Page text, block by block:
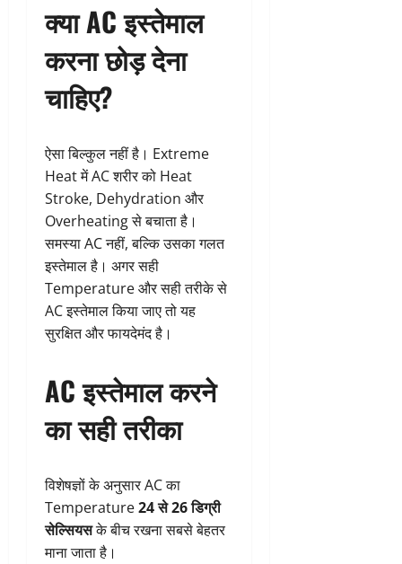
क्या AC इस्तेमाल
करना छोड़ देना
चाहिए?
ऐसा बिल्कुल नहीं है। Extreme
Heat में AC शरीर को Heat
Stroke, Dehydration और
Overheating से बचाता है।
समस्या AC नहीं, बल्कि उसका गलत
इस्तेमाल है। अगर सही
Temperature और सही तरीके से
AC इस्तेमाल किया जाए तो यह
सुरक्षित और फायदेमंद है।
AC इस्तेमाल करने
का सही तरीका
विशेषज्ञों के अनुसार AC का
Temperature24 से 26 डिग्री
सेल्सियसके बीच रखना सबसे बेहतर
माना जाता है।